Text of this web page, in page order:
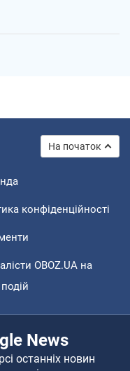
На початок
конфіденційності
OBOZ.UA на
News
останніх новин